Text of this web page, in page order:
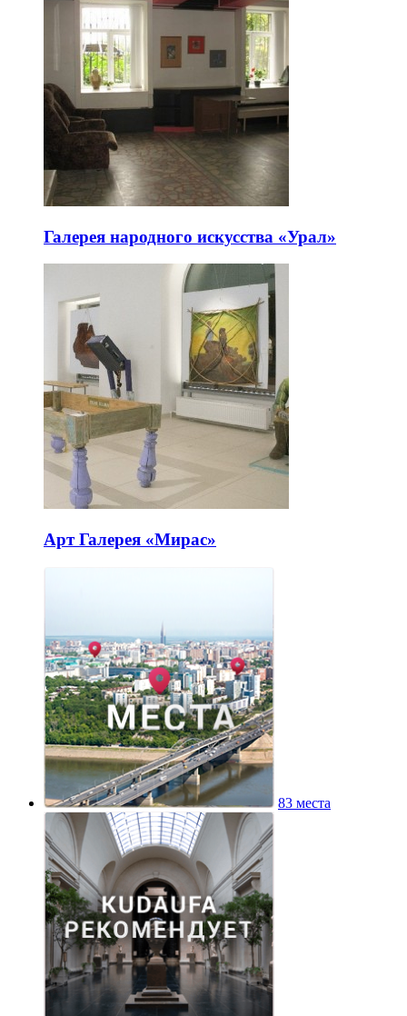
Галерея народного искусства «Урал»
Арт Галерея «Мирас»
83 места